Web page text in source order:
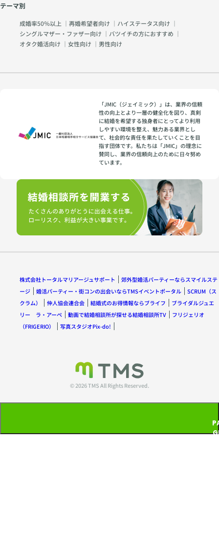
テーマ別
成婚率50％以上 ｜ 再婚希望者向け ｜ ハイステータス向け ｜
シングルマザー・ファザー向け ｜ バツイチの方におすすめ ｜
オタク婚活向け ｜ 女性向け ｜ 男性向け
「JMIC（ジェイミック）」は、業界の信頼
性の向上とより一層の健全化を図り、真剣
に結婚を希望する独身者にとってより利用
しやすい環境を整え、魅力ある業界とし
て、社会的な責任を果たしていくことを目
指す団体です。私たちは「JMIC」の理念に
賛同し、業界の信頼向上のために日々努め
ています。
株式会社トータルマリアージュサポート
郊外型婚活パーティーならスマイルステ
ージ
婚活パーティー・街コンの出会いならTMSイベントポータル
SCRUM（ス
クラム）
仲人協会連合会 結婚式のお得情報ならブライフ
ブライダルジュエ
リー ラ・アーペ
動画で結婚相談所が探せる結婚相談所TV
フリジェリオ
（FRIGERIO）
写真スタジオPix-do!
© 2026 TMS All Rights Reserved.